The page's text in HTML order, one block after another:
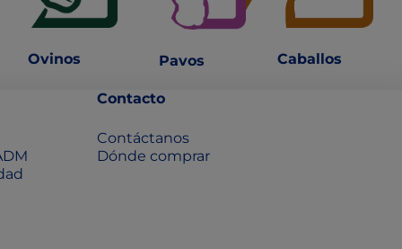
Ovinos Pavos Caballos
Contacto
Contáctanos
Dónde comprar